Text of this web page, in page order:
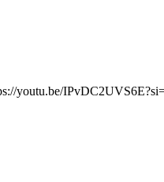
youtu.be/